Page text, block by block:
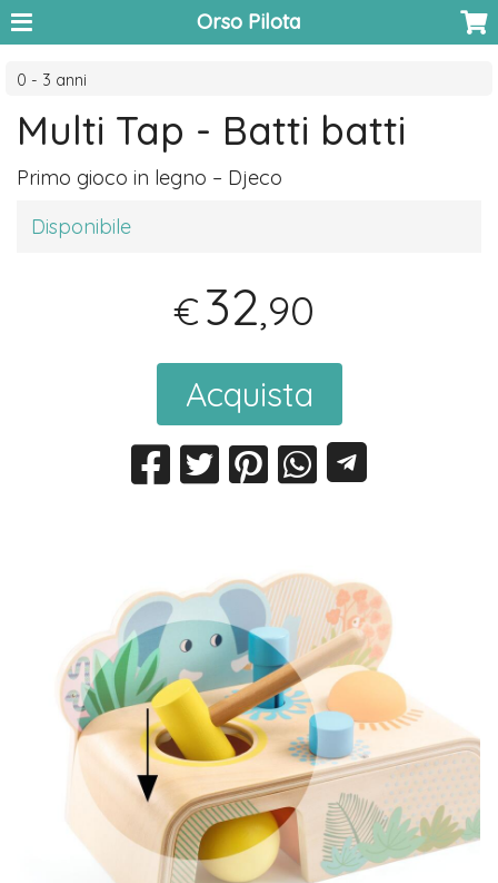
Orso Pilota
0 - 3 anni
Multi Tap - Batti batti
Primo gioco in legno – Djeco
Disponibile
€32,90
Acquista